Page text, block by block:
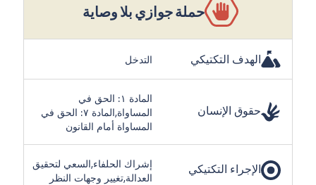
حملة جوازي بلا وصاية
الهدف التكتيكي التدخل
حقوق الإنسان
المادة ١: الحق في
المساواة,المادة ٧: الحق في
المساواة أمام القانون
الإجراء التكتيكي
إشراك الحلفاء,السعي لتحقيق
العدالة,تغيير وجهات النظر